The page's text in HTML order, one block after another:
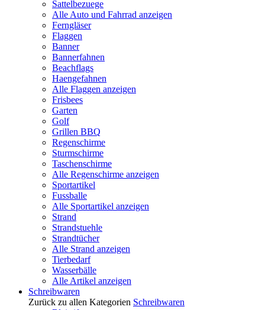
Sattelbezuege
Alle Auto und Fahrrad anzeigen
Ferngläser
Flaggen
Banner
Bannerfahnen
Beachflags
Haengefahnen
Alle Flaggen anzeigen
Frisbees
Garten
Golf
Grillen BBQ
Regenschirme
Sturmschirme
Taschenschirme
Alle Regenschirme anzeigen
Sportartikel
Fussballe
Alle Sportartikel anzeigen
Strand
Strandstuehle
Strandtücher
Alle Strand anzeigen
Tierbedarf
Wasserbälle
Alle Artikel anzeigen
Schreibwaren
Zurück zu allen Kategorien Schreibwaren